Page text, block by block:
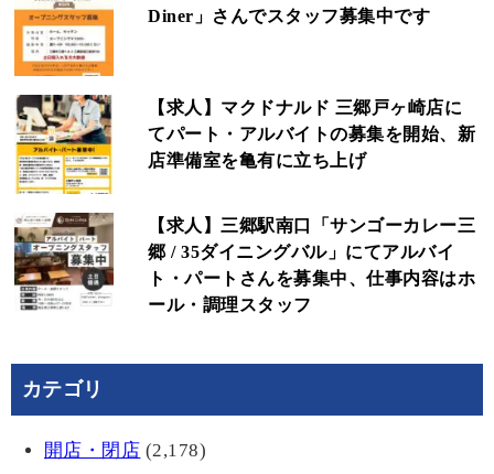
Diner」さんでスタッフ募集中です
【求人】マクドナルド 三郷戸ヶ崎店に
てパート・アルバイトの募集を開始、新
店準備室を亀有に立ち上げ
【求人】三郷駅南口「サンゴーカレー三
郷 / 35ダイニングバル」にてアルバイ
ト・パートさんを募集中、仕事内容はホ
ール・調理スタッフ
カテゴリ
開店・閉店 (2,178)